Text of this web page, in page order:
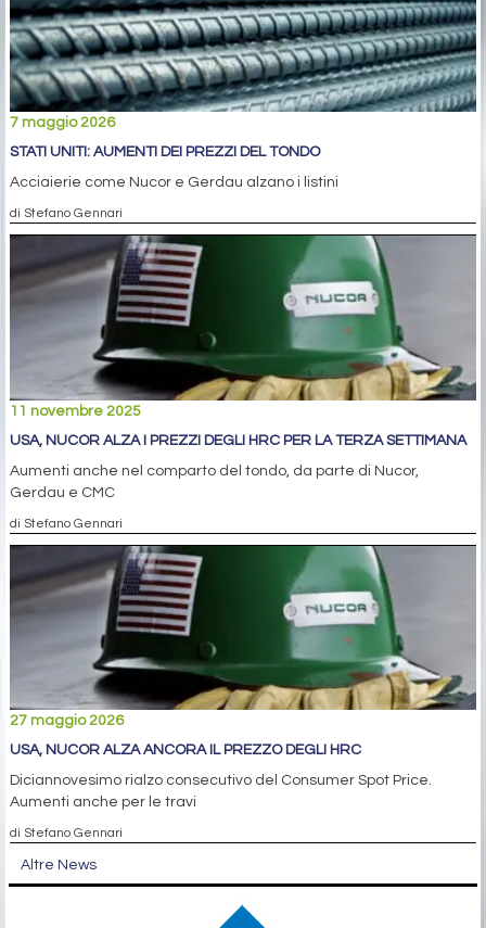
7 maggio 2026
STATI UNITI: AUMENTI DEI PREZZI DEL TONDO
Acciaierie come Nucor e Gerdau alzano i listini
di Stefano Gennari
11 novembre 2025
USA, NUCOR ALZA I PREZZI DEGLI HRC PER LA TERZA SETTIMANA
Aumenti anche nel comparto del tondo, da parte di Nucor,
Gerdau e CMC
di Stefano Gennari
27 maggio 2026
USA, NUCOR ALZA ANCORA IL PREZZO DEGLI HRC
Diciannovesimo rialzo consecutivo del Consumer Spot Price.
Aumenti anche per le travi
di Stefano Gennari
Altre News